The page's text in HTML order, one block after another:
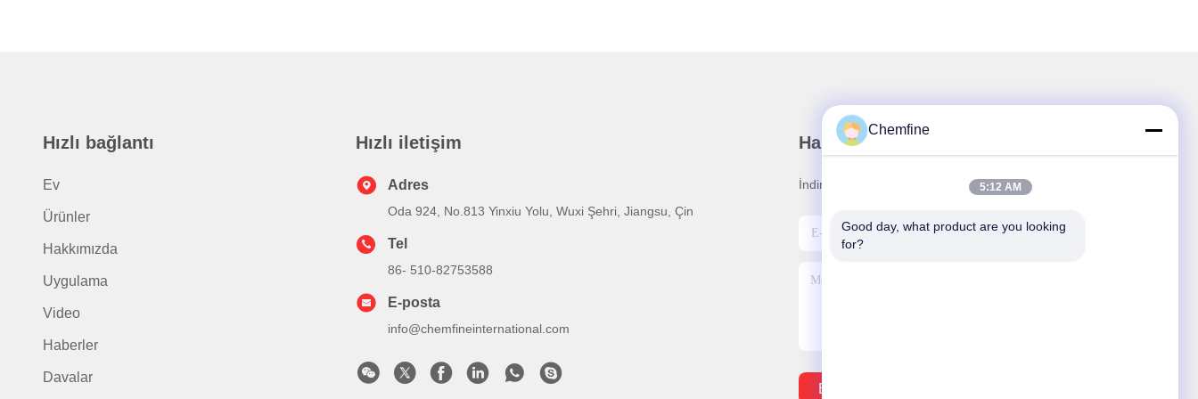
Hızlı bağlantı
Ev
Ürünler
Hakkımızda
Uygulama
Video
Haberler
Davalar
Hızlı iletişim
Adres
Oda 924, No.813 Yinxiu Yolu, Wuxi Şehri, Jiangsu, Çin
Tel
86- 510-82753588
E-posta
info@chemfineinternational.com
Haber Bültenimiz
İndirimler ve daha fazlası için bültenimize abone olun.
Eposta Gönder
Chemfine
5:12 AM
Good day, what product are you looking
for?